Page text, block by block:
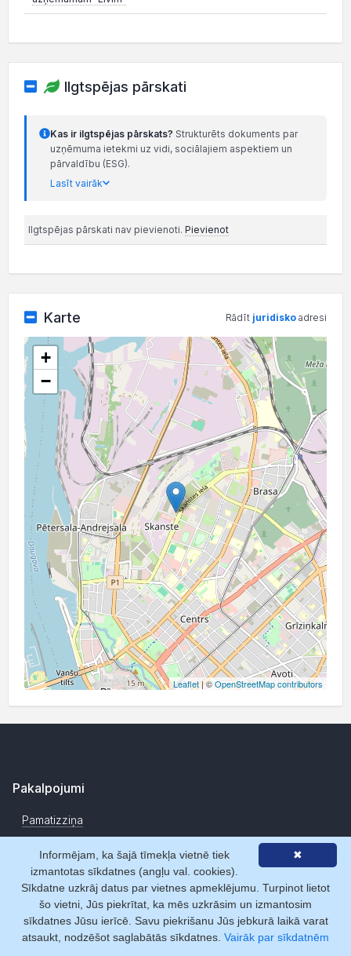
Ilgtspējas pārskati
Kas ir ilgtspējas pārskats? Strukturēts dokuments par
uzņēmuma ietekmi uz vidi, sociālajiem aspektiem un
pārvaldību (ESG).
Lasīt vairāk
Ilgtspējas pārskati nav pievienoti. Pievienot
Karte Rādīt juridisko adresi
+
−
Leaflet| ©OpenStreetMap contributors
Pakalpojumi
Pamatizziņa
Segmentēto datu atlase
Uzņēmumu novērtēšanas rīki
Datu izmaiņu monitorings
✖
Informējam, ka šajā tīmekļa vietnē tiek
izmantotas sīkdatnes (angļu val. cookies).
Sīkdatne uzkrāj datus par vietnes apmeklējumu. Turpinot lietot
šo vietni, Jūs piekrītat, ka mēs uzkrāsim un izmantosim
sīkdatnes Jūsu ierīcē. Savu piekrišanu Jūs jebkurā laikā varat
atsaukt, nodzēšot saglabātās sīkdatnes. Vairāk par sīkdatnēm